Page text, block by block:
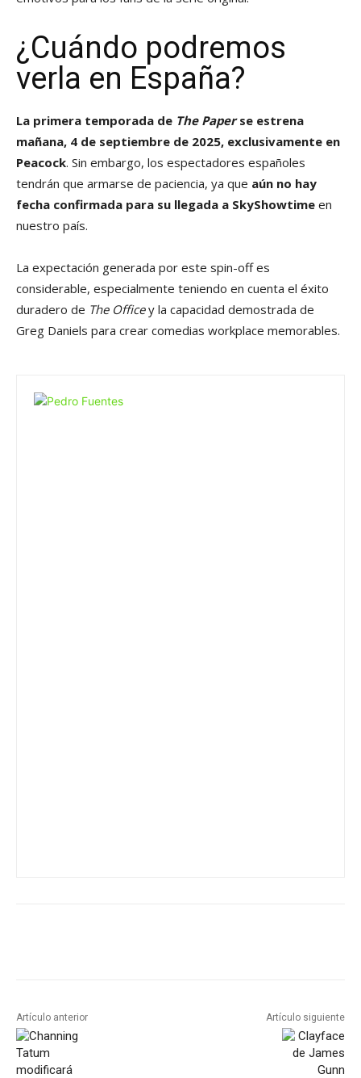
¿Cuándo podremos
verla en España?
La primera temporada de The Paperse estrena
mañana, 4 de septiembre de 2025, exclusivamente en
Peacock. Sin embargo, los espectadores españoles
tendrán que armarse de paciencia, ya que aún no hay
fecha confirmada para su llegada a SkyShowtime en
nuestro país.
La expectación generada por este spin-off es
considerable, especialmente teniendo en cuenta el éxito
duradero de The Officey la capacidad demostrada de
Greg Daniels para crear comedias workplace memorables.
Artículo anterior Artículo siguiente